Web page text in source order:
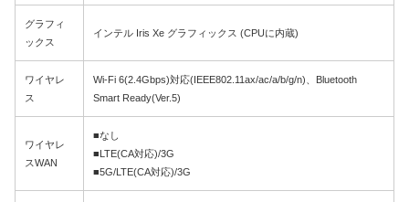
グラフィ
ックス
インテル Iris Xe グラフィックス (CPUに内蔵)
ワイヤレ
ス
Wi-Fi 6(2.4Gbps)対応(IEEE802.11ax/ac/a/b/g/n)、Bluetooth
Smart Ready(Ver.5)
ワイヤレ
スWAN
■なし
■LTE(CA対応)/3G
■5G/LTE(CA対応)/3G